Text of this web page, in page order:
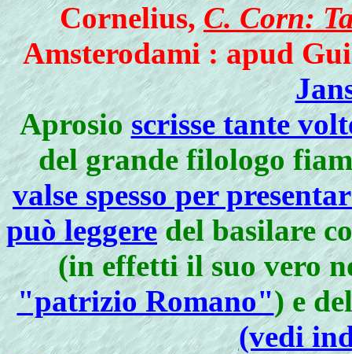
Cornelius,C. Corn:
Amsterodami : apud
Aprosioscrisse tante
del grande filologo
valse spesso per
può leggeredel basilare
(in effetti il suo vero
"patrizio Romano") e
(vedi